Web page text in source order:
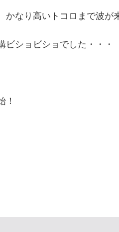
なり高いトコロまで波が
ショビショでした・・・
！